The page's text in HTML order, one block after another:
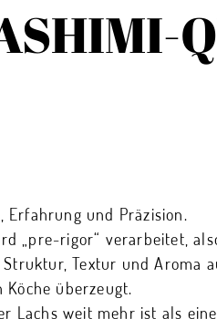
Erfahrung und Präzision.
„pre-rigor“ verarbeitet,
Textur und Aroma
überzeugt.
Lachs weit mehr ist als